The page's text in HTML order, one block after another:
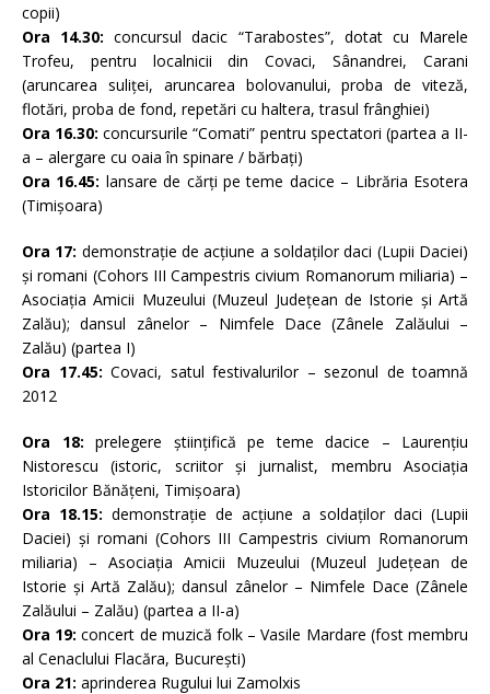
copii)
Ora 14.30: concursul dacic “Tarabostes”, dotat cu Marele
Trofeu, pentru localnicii din Covaci, Sânandrei, Carani
(aruncarea suliţei, aruncarea bolovanului, proba de viteză,
flotări, proba de fond, repetări cu haltera, trasul frânghiei)
Ora 16.30: concursurile “Comati” pentru spectatori (partea a II-
a – alergare cu oaia în spinare / bărbaţi)
Ora 16.45: lansare de cărţi pe teme dacice – Librăria Esotera
(Timişoara)
Ora 17: demonstraţie de acţiune a soldaţilor daci (Lupii Daciei)
şi romani (Cohors III Campestris civium Romanorum miliaria) –
Asociaţia Amicii Muzeului (Muzeul Județean de Istorie și Artă
Zalău); dansul zânelor – Nimfele Dace (Zânele Zalăului –
Zalău) (partea I)
Ora 17.45: Covaci, satul festivalurilor – sezonul de toamnă
2012
Ora 18: prelegere ştiinţifică pe teme dacice – Laurenţiu
Nistorescu (istoric, scriitor şi jurnalist, membru Asociaţia
Istoricilor Bănăţeni, Timişoara)
Ora 18.15: demonstraţie de acţiune a soldaţilor daci (Lupii
Daciei) şi romani (Cohors III Campestris civium Romanorum
miliaria) – Asociaţia Amicii Muzeului (Muzeul Județean de
Istorie și Artă Zalău); dansul zânelor – Nimfele Dace (Zânele
Zalăului – Zalău) (partea a II-a)
Ora 19: concert de muzică folk – Vasile Mardare (fost membru
al Cenaclului Flacăra, Bucureşti)
Ora 21: aprinderea Rugului lui Zamolxis